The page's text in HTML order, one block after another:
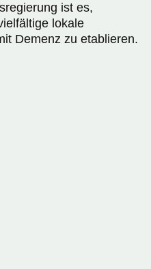
ist es,
lokale
Demenz zu etablieren.